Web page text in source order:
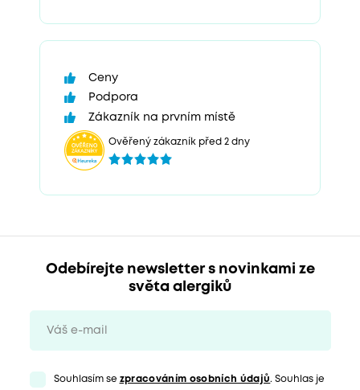
Ceny
Podpora
Zákazník na prvním místě
Ověřený zákazník před 2 dny
Odebírejte newsletter s novinkami ze
světa alergiků
Souhlasím se zpracováním osobních údajů. Souhlas je